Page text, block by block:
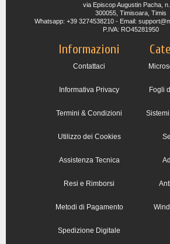
via Episcop Augustin Pacha,
300055, Timisoara, Timis
Whatsapp: +39 3274538210 - Email:
P.IVA: RO45281950
Informazioni
Contattaci
Informativa Privacy
Termini & Condizioni
Utilizzo dei Cookies
Assistenza Tecnica
Resi e Rimborsi
Metodi di Pagamento
Spedizione Digitale
Fogli